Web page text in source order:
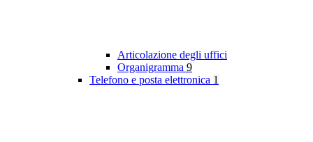
Articolazione degli uffici
Organigramma 9
Telefono e posta elettronica 1